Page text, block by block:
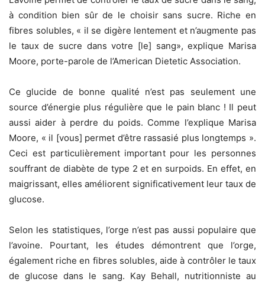
à condition bien sûr de le choisir sans sucre. Riche en
fibres solubles, « il se digère lentement et n’augmente pas
le taux de sucre dans votre [le] sang», explique Marisa
Moore, porte-parole de l’American Dietetic Association.
Ce glucide de bonne qualité n’est pas seulement une
source d’énergie plus régulière que le pain blanc ! Il peut
aussi aider à perdre du poids. Comme l’explique Marisa
Moore, « il [vous] permet d’être rassasié plus longtemps ».
Ceci est particulièrement important pour les personnes
souffrant de diabète de type 2 et en surpoids. En effet, en
maigrissant, elles améliorent significativement leur taux de
glucose.
Selon les statistiques, l’orge n’est pas aussi populaire que
l’avoine. Pourtant, les études démontrent que l’orge,
également riche en fibres solubles, aide à contrôler le taux
de glucose dans le sang. Kay Behall, nutritionniste au